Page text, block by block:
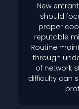
New
should
proper
reputable
Routine
through
of network
difficulty can